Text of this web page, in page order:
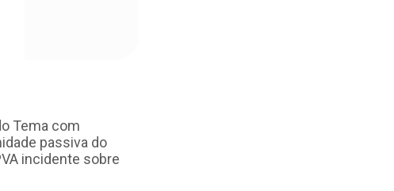
Tema com
passiva do
incidente sobre